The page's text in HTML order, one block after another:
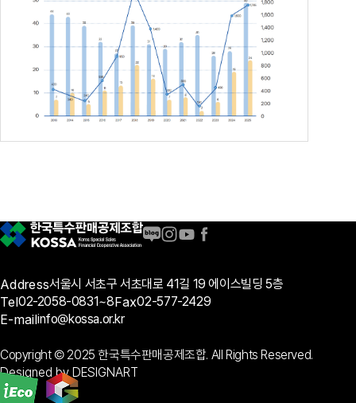
Address서울시 서초구 서초대로 41길 19 에이스빌딩 5층
Tel02-2058-0831~8Fax02-577-2429
E-mailinfo@kossa.or.kr
Copyright © 2025 한국특수판매공제조합. All Rights Reserved.
Designed by DESIGNART